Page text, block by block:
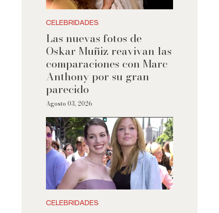
CELEBRIDADES
Las nuevas fotos de
Oskar Muñiz reavivan las
comparaciones con Marc
Anthony por su gran
parecido
Agosto 03, 2026
CELEBRIDADES